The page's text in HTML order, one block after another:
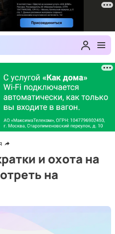
и охота на
на